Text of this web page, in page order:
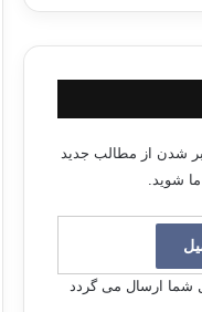
شدن از مطالب جدید
شوید.
شما ارسال می گردد